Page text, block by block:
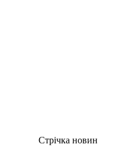
Стрічка новин